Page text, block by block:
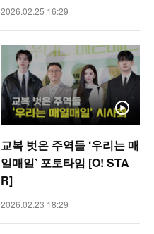
2026.02.25 16:29
교복 벗은 주역들 ‘우리는 매
일매일’ 포토타임 [O! STA
R]
2026.02.23 18:29